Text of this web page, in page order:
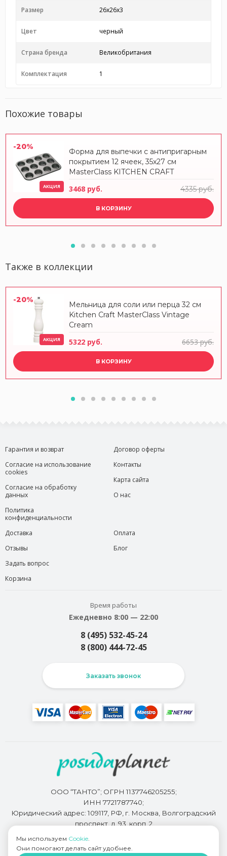
Размер 26x26x3
Цвет черный
Страна бренда Великобритания
Комплектация 1
Похожие товары
-20%
АКЦИЯ
Форма для выпечки с антипригарным
покрытием 12 ячеек, 35x27 см
MasterClass KITCHEN CRAFT
3468 руб. 4335 руб.
В КОРЗИНУ
Также в коллекции
-20%
АКЦИЯ
Мельница для соли или перца 32 см
Kitchen Craft MasterClass Vintage
Cream
5322 руб. 6653 руб.
В КОРЗИНУ
Гарантия и возврат
Согласие на использование
cookies
Согласие на обработку
данных
Политика
конфиденциальности
Договор оферты
Контакты
Карта сайта
О нас
Доставка
Отзывы
Задать вопрос
Корзина
Оплата
Блог
Время работы
Ежедневно 8:00 — 22:00
8 (495) 532-45-24
8 (800) 444-72-45
Заказать звонок
ООО “ТАНТО”; ОГРН 1137746205255;
ИНН 7721787740;
Юридический адрес: 109117, РФ, г. Москва, Волгоградский
проспект, д. 93, корп. 2
Разработкой сайта занимается
Мы используем Cookie.
Они помогают делать сайт удобнее.